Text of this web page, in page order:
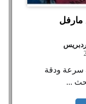
مارفل
سرعة ودقة
...